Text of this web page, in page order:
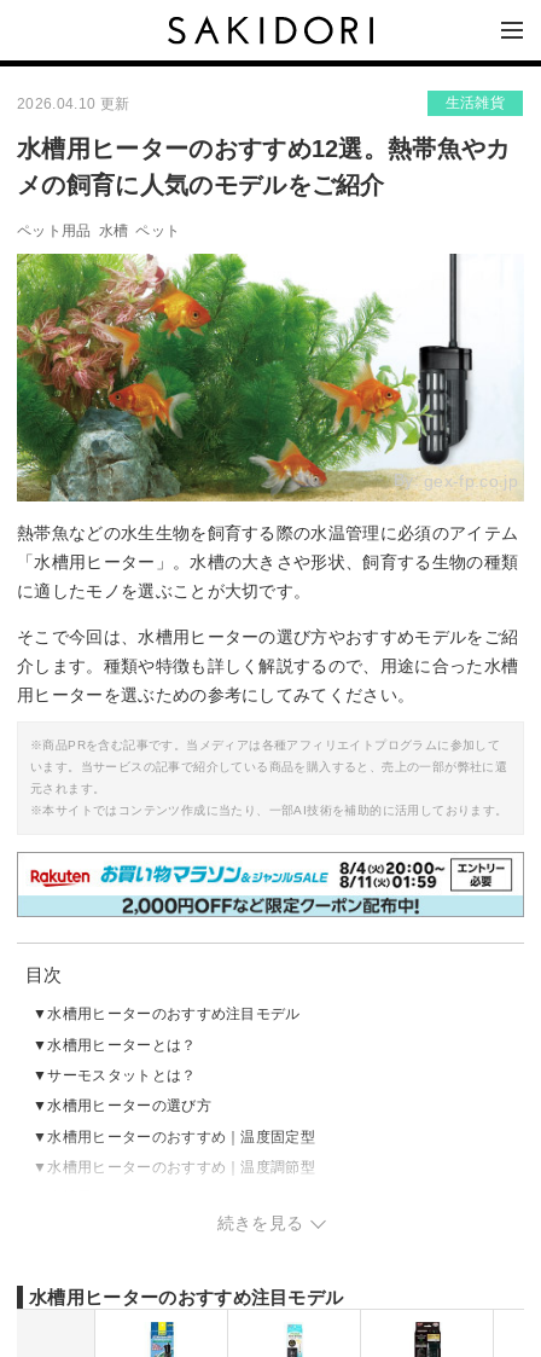
2026.04.10 更新 生活雑貨
水槽用ヒーターのおすすめ12選。熱帯魚やカ
メの飼育に人気のモデルをご紹介
ペット用品 水槽 ペット
By:gex-fp.co.jp
熱帯魚などの水生生物を飼育する際の水温管理に必須のアイテム
「水槽用ヒーター」。水槽の大きさや形状、飼育する生物の種類
に適したモノを選ぶことが大切です。
そこで今回は、水槽用ヒーターの選び方やおすすめモデルをご紹
介します。種類や特徴も詳しく解説するので、用途に合った水槽
用ヒーターを選ぶための参考にしてみてください。
※商品PRを含む記事です。当メディアは各種アフィリエイトプログラムに参加して
います。当サービスの記事で紹介している商品を購入すると、売上の一部が弊社に還
元されます。
※本サイトではコンテンツ作成に当たり、一部AI技術を補助的に活用しております。
目次
水槽用ヒーターのおすすめ注目モデル
水槽用ヒーターとは？
サーモスタットとは？
水槽用ヒーターの選び方
水槽用ヒーターのおすすめ｜温度固定型
水槽用ヒーターのおすすめ｜温度調節型
続きを見る
水槽用ヒーターのおすすめ注目モデル